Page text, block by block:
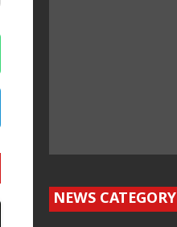
NEWS CATEGORY